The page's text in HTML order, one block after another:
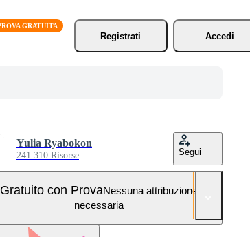
Registrati
Accedi
Yulia Ryabokon
241.310 Risorse Segui
Gratuito con ProvaNessuna attribuzione
necessaria